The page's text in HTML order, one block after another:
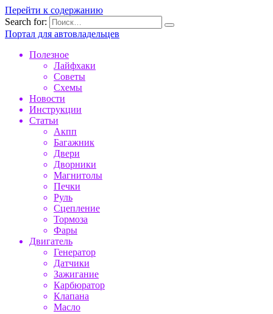
Перейти к содержанию
Search for:
Портал для автовладельцев
Полезное
Лайфхаки
Советы
Схемы
Новости
Инструкции
Статьи
Акпп
Багажник
Двери
Дворники
Магнитолы
Печки
Руль
Сцепление
Тормоза
Фары
Двигатель
Генератор
Датчики
Зажигание
Карбюратор
Клапана
Масло